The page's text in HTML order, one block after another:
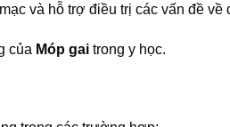
và hỗ trợ điều trị các vấn đề về
của Móp gai trong y học.